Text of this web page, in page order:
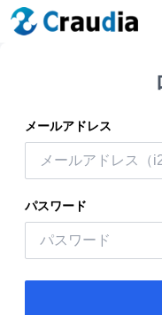
メールアドレス
パスワード